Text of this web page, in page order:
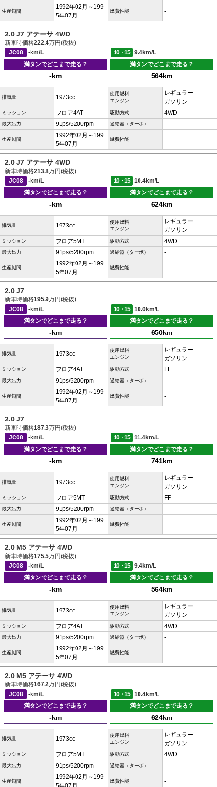
生産期間
1992年02月～199
5年07月
燃費性能 -
2.0 J7 アテーサ 4WD
新車時価格222.4万円(税抜)
JC08
-km/L 10・15
9.4km/L
満タンでどこまで走る？
-km
満タンでどこまで走る？
564km
排気量 1973cc
使用燃料
エンジン
レギュラー
ガソリン
ミッション フロア4AT 駆動方式 4WD
最大出力 91ps/5200rpm 過給器（ターボ） -
生産期間
1992年02月～199
5年07月
燃費性能 -
2.0 J7 アテーサ 4WD
新車時価格213.8万円(税抜)
JC08
-km/L 10・15
10.4km/L
満タンでどこまで走る？
-km
満タンでどこまで走る？
624km
排気量 1973cc
使用燃料
エンジン
レギュラー
ガソリン
ミッション フロア5MT 駆動方式 4WD
最大出力 91ps/5200rpm 過給器（ターボ） -
生産期間
1992年02月～199
5年07月
燃費性能 -
2.0 J7
新車時価格195.9万円(税抜)
JC08
-km/L 10・15
10.0km/L
満タンでどこまで走る？
-km
満タンでどこまで走る？
650km
排気量 1973cc
使用燃料
エンジン
レギュラー
ガソリン
ミッション フロア4AT 駆動方式 FF
最大出力 91ps/5200rpm 過給器（ターボ） -
生産期間
1992年02月～199
5年07月
燃費性能 -
2.0 J7
新車時価格187.3万円(税抜)
JC08
-km/L 10・15
11.4km/L
満タンでどこまで走る？
-km
満タンでどこまで走る？
741km
排気量 1973cc
使用燃料
エンジン
レギュラー
ガソリン
ミッション フロア5MT 駆動方式 FF
最大出力 91ps/5200rpm 過給器（ターボ） -
生産期間
1992年02月～199
5年07月
燃費性能 -
2.0 M5 アテーサ 4WD
新車時価格175.5万円(税抜)
JC08
-km/L 10・15
9.4km/L
満タンでどこまで走る？
-km
満タンでどこまで走る？
564km
排気量 1973cc
使用燃料
エンジン
レギュラー
ガソリン
ミッション フロア4AT 駆動方式 4WD
最大出力 91ps/5200rpm 過給器（ターボ） -
生産期間
1992年02月～199
5年07月
燃費性能 -
2.0 M5 アテーサ 4WD
新車時価格167.2万円(税抜)
JC08
-km/L 10・15
10.4km/L
満タンでどこまで走る？
-km
満タンでどこまで走る？
624km
排気量 1973cc
使用燃料
エンジン
レギュラー
ガソリン
ミッション フロア5MT 駆動方式 4WD
最大出力 91ps/5200rpm 過給器（ターボ） -
生産期間
1992年02月～199
燃費性能 -